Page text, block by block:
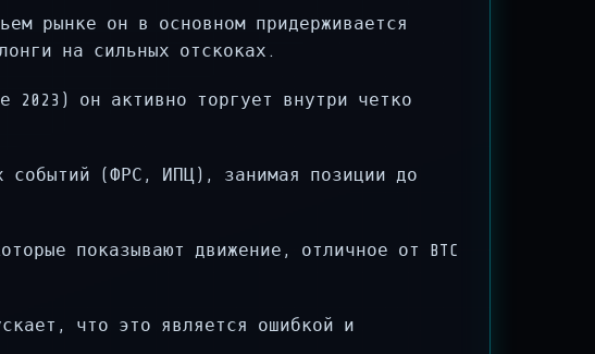
рынке он в основном придерживается
на сильных отскоках.
2023) он активно торгует внутри четко
событий (ФРС, ИПЦ), занимая позиции до
показывают движение, отличное от BTC
что это является ошибкой и